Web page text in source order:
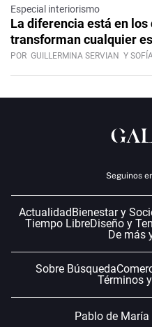
Especial interiorismo
La diferencia está en
transforman cualquier
POR GUILLERMINA SERVIAN Y
Seguinos
Actualidad Bienestar y
Tiempo LibreDiseño y
De más
Sobre Búsqueda
Términos
Pablo de